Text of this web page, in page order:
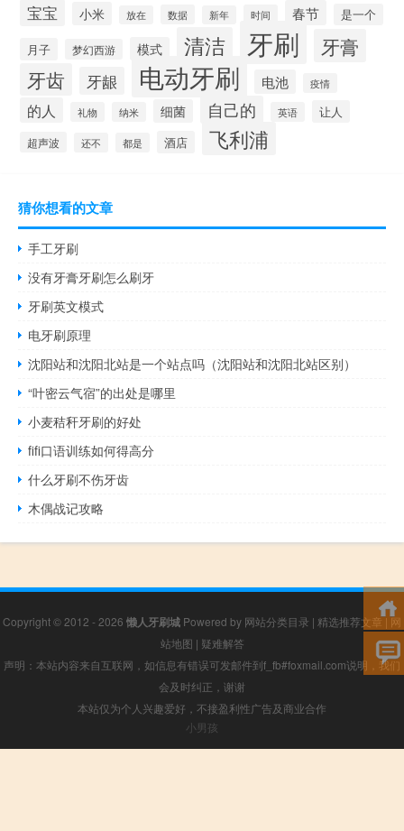
宝宝 小米 放在 数据 新年 时间 春节 是一个
月子 梦幻西游 模式 清洁 牙刷 牙膏
牙齿 牙龈 电动牙刷 电池 疫情
的人 礼物 纳米 细菌 自己的 英语 让人
超声波 还不 都是 酒店 飞利浦
猜你想看的文章
手工牙刷
没有牙膏牙刷怎么刷牙
牙刷英文模式
电牙刷原理
沈阳站和沈阳北站是一个站点吗（沈阳站和沈阳北站区别）
“叶密云气宿”的出处是哪里
小麦秸秆牙刷的好处
fifi口语训练如何得高分
什么牙刷不伤牙齿
木偶战记攻略
Copyright © 2012 - 2026 懒人牙刷城 Powered by 网站分类目录 | 精选推荐文章|网
站地图 | 疑难解答
声明：本站内容来自互联网，如信息有错误可发邮件到f_fb#foxmail.com说明，我们
会及时纠正，谢谢
本站仅为个人兴趣爱好，不接盈利性广告及商业合作
小男孩